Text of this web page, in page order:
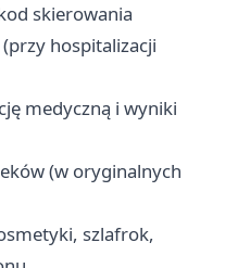
skierowania
hospitalizacji
medyczną i wyniki
(w oryginalnych
szlafrok,